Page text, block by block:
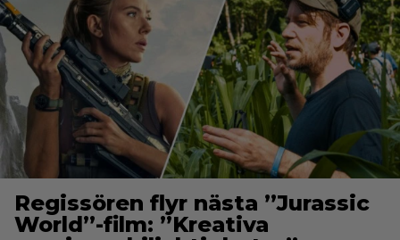
Regissören flyr nästa ”Jurassic
World”-film: ”Kreativa